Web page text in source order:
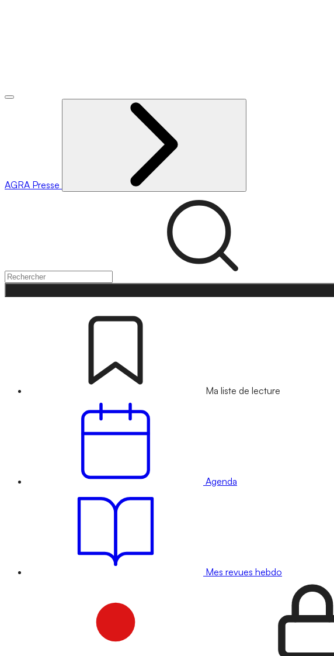
AGRA Presse
Ma liste de lecture
Agenda
Mes revues hebdo